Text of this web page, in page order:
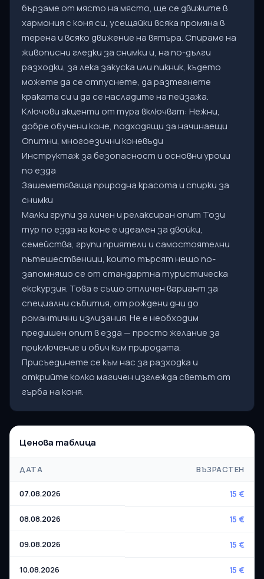
бързаме от място на място, ще се движите в
хармония с коня си, усещайки всяка промяна в
терена и всяко движение на вятъра. Спираме на
живописни гледки за снимки и, на по-дълги
разходки, за лека закуска или пикник, където
можете да се отпуснете, да разтегнете
краката си и да се насладите на пейзажа.
Ключови акценти от тура включват: Нежни,
добре обучени коне, подходящи за начинаещи
Опитни, многоезични коневъди
Инструктаж за безопасност и основни уроци
по езда
Зашеметяваща природна красота и спирки за
снимки
Малки групи за личен и релаксиран опит Този
тур по езда на коне е идеален за двойки,
семейства, групи приятели и самостоятелни
пътешественици, които търсят нещо по-
запомнящо се от стандартна туристическа
екскурзия. Това е също отличен вариант за
специални събития, от рождени дни до
романтични излизания. Не е необходим
предишен опит в езда — просто желание за
приключение и обич към природата.
Присъединете се към нас за разходка и
открийте колко магичен изглежда светът от
гърба на коня.
Ценова таблица
ДАТА ВЪЗРАСТЕН
07.08.2026 15 €
08.08.2026 15 €
09.08.2026 15 €
10.08.2026 15 €